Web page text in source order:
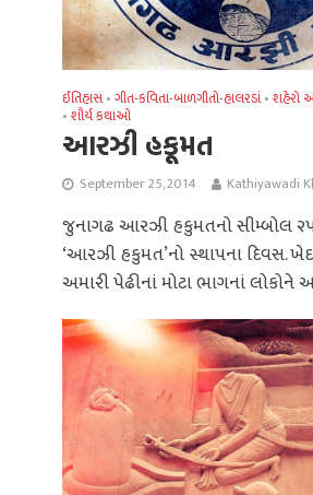
ઈતિહાસ • ગીત-કવિતા-બાળગીતો-હાલરડાં • શહેરો
• શૌર્ય કથાઓ
આરઝી હકૂમત
September 25, 2014 Kathiyawadi
જુનાગઢ આરઝી હકુમતનો સીમ્‍બોલ
‘આરઝી હકુમત’નો સ્થાપના દિવસ.
અમારી પેઢીનાં મોટા ભાગનાં